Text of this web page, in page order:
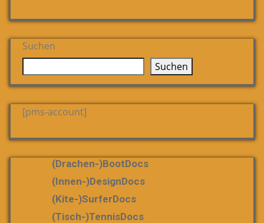
Suchen
Suchen
[pms-account]
(Drachen-)bootDocs
(Innen-)DesignDocs
(Kite-)SurferDocs
(Tisch-)TennisDocs